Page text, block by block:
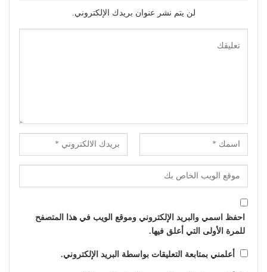
لن يتم نشر عنوان بريدك الإلكتروني.
احفظ اسمي والبريد الإلكتروني وموقع الويب في هذا المتصفح
للمرة الأولى التي أعلق فيها.
أعلمني بمتابعة التعليقات بواسطة البريد الإلكتروني.